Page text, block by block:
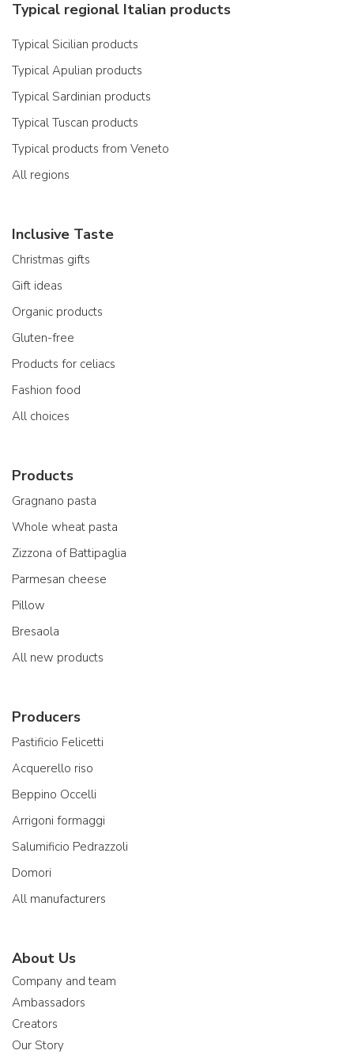
Typical regional Italian products
Typical Sicilian products
Typical Apulian products
Typical Sardinian products
Typical Tuscan products
Typical products from Veneto
All regions
Inclusive Taste
Christmas gifts
Gift ideas
Organic products
Gluten-free
Products for celiacs
Fashion food
All choices
Products
Gragnano pasta
Whole wheat pasta
Zizzona of Battipaglia
Parmesan cheese
Pillow
Bresaola
All new products
Producers
Pastificio Felicetti
Acquerello riso
Beppino Occelli
Arrigoni formaggi
Salumificio Pedrazzoli
Domori
All manufacturers
About Us
Company and team
Ambassadors
Creators
Our Story